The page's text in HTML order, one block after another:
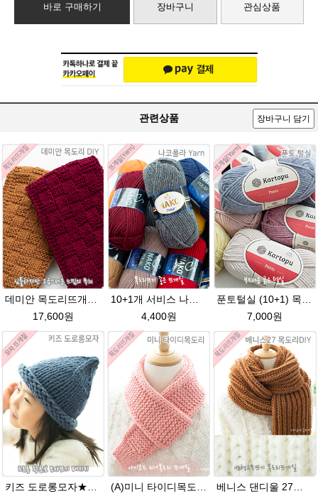
바로 구매하기 장바구니 관심상품
관련상품 장바구니 담기
데미안 목도리뜨개질 패키지 (댄디울4볼+도안+줄바늘8호)
17,600원
10+1개 서비스 나코폴라 털실/폴라뜨개실 목도리뜨개질 수입뜨개실
4,400원
푼토털실 (10+1) 목도리 푼토뜨개실 부드러운실
7,000원